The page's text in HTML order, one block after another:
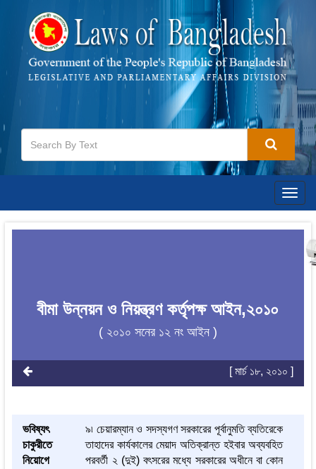
বীমা উন্নয়ন ও নিয়ন্ত্রণ কর্তৃপক্ষ আইন,২০১০
( ২০১০ সনের ১২ নং আইন )
[ মার্চ ১৮, ২০১০ ]
ভবিষ্যৎ
চাকুরীতে
নিয়োগে
৯৷ চেয়ারম্যান ও সদস্যগণ সরকারের পূর্বানুমতি ব্যতিরেকে
তাহাদের কার্যকালের মেয়াদ অতিক্রান্ত হইবার অব্যবহিত
পরবর্তী ২ (দুই) বৎসরের মধ্যে সরকারের অধীনে বা কোন